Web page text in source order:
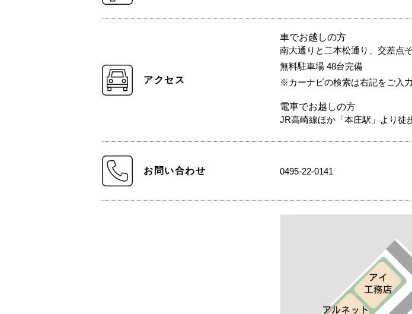
アクセス
車でお越しの方
南大通りと二本松通り、交差点そ
無料駐車場 48台完備
※カーナビの検索は右記をご入
電車でお越しの方
JR高崎線ほか「本庄駅」より徒
お問い合わせ 0495-22-0141